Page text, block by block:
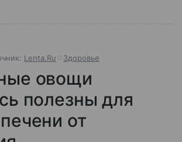
Lenta.Ru Здоровье
овощи
полезны для
от